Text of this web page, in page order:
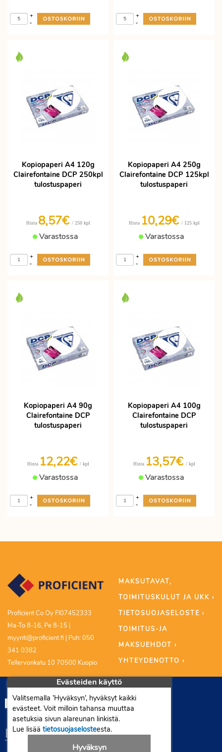
-
+
-
+
Kopiopaperi A4 120g
Clairefontaine DCP 250kpl
tulostuspaperi
Hinta 8,57€ / 250 kpl
Varastossa
-
+
Kopiopaperi A4 250g
Clairefontaine DCP 125kpl
tulostuspaperi
Hinta 10,29€ / 125 kpl
Varastossa
-
+
Kopiopaperi A4 90g
Clairefontaine DCP
tulostuspaperi
Hinta 12,22€ / kpl
Varastossa
-
+
Kopiopaperi A4 100g
Clairefontaine DCP
tulostuspaperi
Hinta 13,57€ / kpl
Varastossa
-
+
Proficient Co Oy FI07452333
Ma-To 8-16, Pe 8-15 |
myynti@proficient.fi | Puh: 050
341 0382
Tellervonkatu 10 70500 Kuopio
MAKSUTAVAT,
TOIMITUSKULUT JA UKK ›
TIETOSUOJASELOSTE ›
TOIMITUS-JA
MAKSUEHDOT ›
YHTEYDENOTTO ›
Evästeiden käyttö
Valitsemalla ’Hyväksyn’, hyväksyt kaikki
evästeet. Voit milloin tahansa muuttaa
asetuksia sivun alareunan linkistä.
Lue lisää tietosuojaselosteesta.
Hyväksyn